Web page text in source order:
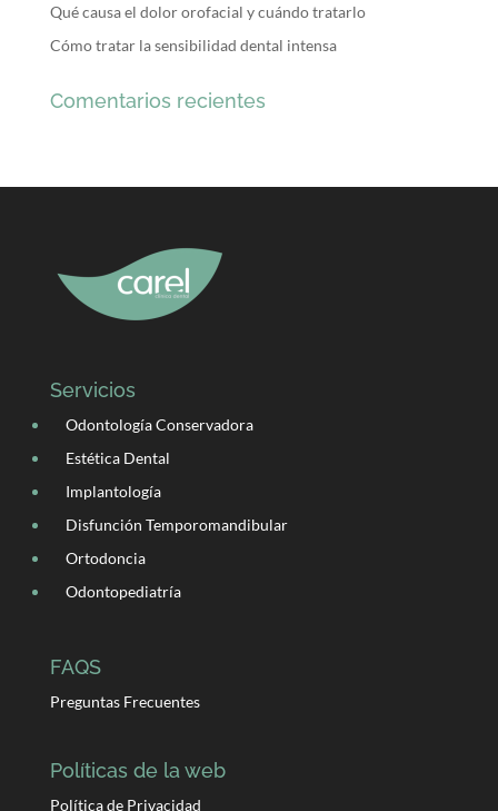
Qué causa el dolor orofacial y cuándo tratarlo
Cómo tratar la sensibilidad dental intensa
Comentarios recientes
Servicios
Odontología Conservadora
Estética Dental
Implantología
Disfunción Temporomandibular
Ortodoncia
Odontopediatría
FAQS
Preguntas Frecuentes
Políticas de la web
Política de Privacidad